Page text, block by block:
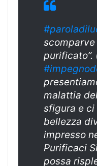
purificato”.
malattia
sfigura e
bellezza
impresso
Purificaci
possa